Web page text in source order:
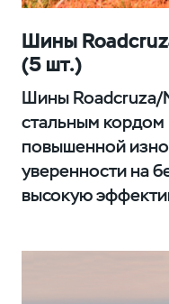
Шины
(5 шт.)
Шины Roadcruza/
стальным
повышенной
уверенности на
высокую